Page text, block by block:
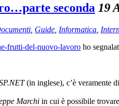
seconda 19
Guide Informatica
frutti-del-nuovo-lavoro ho
(in inglese), c’è veramente
Marchi in cui è possibile